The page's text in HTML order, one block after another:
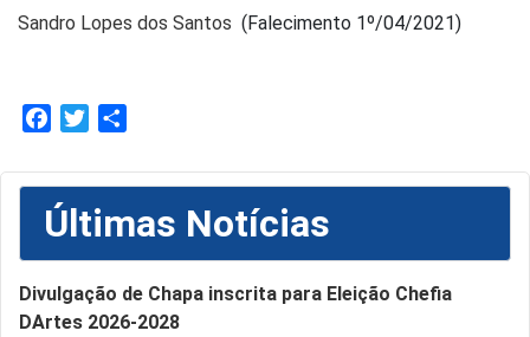
Sandro Lopes dos Santos (Falecimento 1º/04/2021)
FacebookTwitter
Últimas Notícias
Divulgação de Chapa inscrita para Eleição Chefia
DArtes 2026-2028